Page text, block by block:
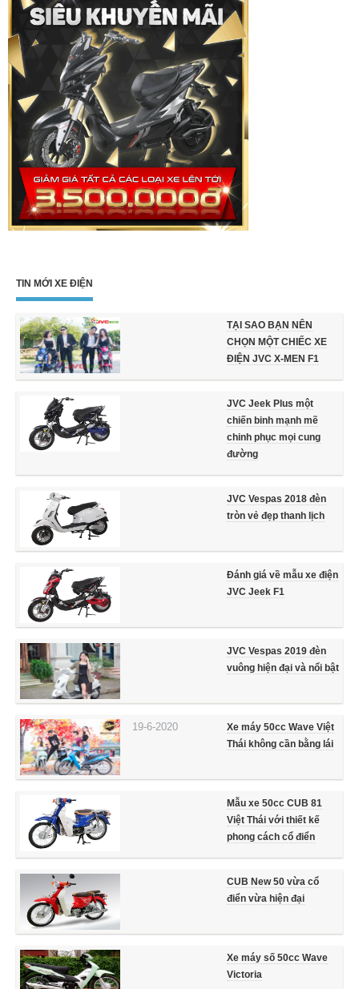
TIN MỚI XE ĐIỆN
TẠI SAO BẠN NÊN
CHỌN MỘT CHIẾC XE
ĐIỆN JVC X-MEN F1
JVC Jeek Plus một
chiến binh mạnh mẽ
chinh phục mọi cung
đường
JVC Vespas 2018 đèn
tròn vẻ đẹp thanh lịch
Đánh giá về mẫu xe điện
JVC Jeek F1
JVC Vespas 2019 đèn
vuông hiện đại và nổi bật
Xe máy 50cc Wave Việt
Thái không cần bằng lái
19-6-2020
Mẫu xe 50cc CUB 81
Việt Thái với thiết kế
phong cách cổ điển
CUB New 50 vừa cổ
điển vừa hiện đại
Xe máy số 50cc Wave
Victoria